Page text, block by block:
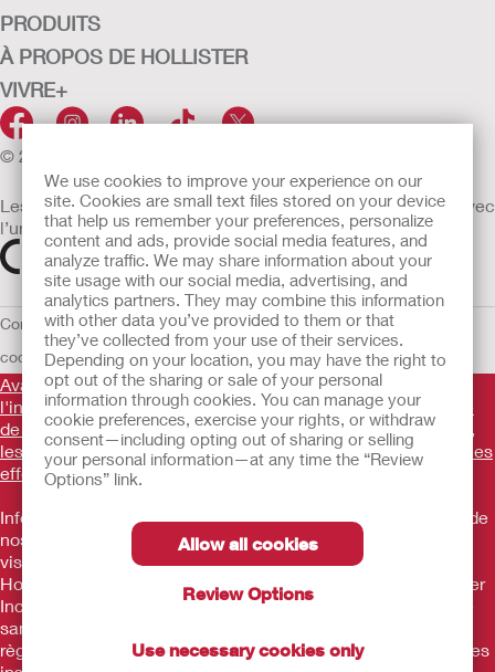
We use cookies to improve your experience on our
site. Cookies are small text files stored on your device
that help us remember your preferences, personalize
content and ads, provide social media features, and
analyze traffic. We may share information about your
site usage with our social media, advertising, and
analytics partners. They may combine this information
with other data you’ve provided to them or that
they’ve collected from your use of their services.
Depending on your location, you may have the right to
opt out of the sharing or sale of your personal
information through cookies. You can manage your
cookie preferences, exercise your rights, or withdraw
consent—including opting out of sharing or selling
your personal information—at any time the “Review
Options” link.
Allow all cookies
Review Options
Use necessary cookies only
PRODUITS
À PROPOS DE HOLLISTER
VIVRE+
© 2026 Hollister Incorporated
Les dispositifs médicaux vendus dans l’UE sont marqués avec
l’un des symboles suivants selon le besoin
Conditions d'utilisation Politique de confidentialité Utilisation des
cookiesUE Avis au DénonciateurConditions générales de vente
Avant d'utiliser les produits mentionnés, veuillez lire
l'intégralité des consignes d'utilisation fournies sur la notice
de chaque produit pour connaître l'indication, la description,
les contre-indications, les avertissements, les précautions, les
effets indésirables et le mode d'emploi du dispositif
Informations promotionnelles à destination des utilisateurs de
nos produits ne constituant pas un conseil médical et ne
visant pas à remplacer un conseil médical. Les produits
Hollister sont des dispositifs médicaux fabriqués par Hollister
Incorporated. Ces dispositifs médicaux sont des produits de
santé règlementés qui portent, au titre de cette
règlementation, le marquage CE. Consultez attentivement les